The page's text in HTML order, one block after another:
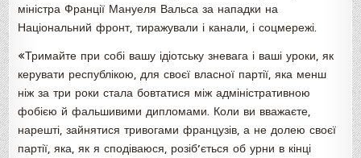
міністра Франції Мануеля Вальса за нападки на
Національний фронт, тиражували і канали, і соцмережі.
«Тримайте при собі вашу ідіотську зневага і ваші уроки, як
керувати республікою, для своєї власної партії, яка менш
ніж за три роки стала бовтатися між адміністративною
фобією й фальшивими дипломами. Коли ви вважаєте,
нарешті, зайнятися тривогами французів, а не долею своєї
партії, яка, як я сподіваюся, розіб’ється об урни в кінці